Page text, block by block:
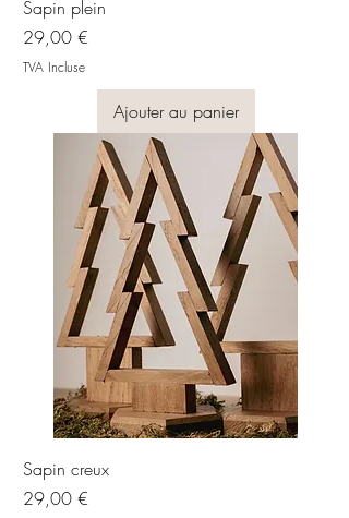
Sapin plein
Prix
29,00 €
TVA Incluse
Ajouter au panier
Sapin creux
Prix
29,00 €